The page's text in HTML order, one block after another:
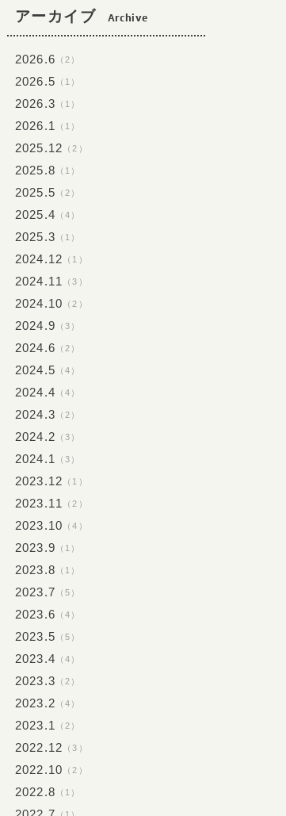
アーカイブ Archive
2026.6 （2）
2026.5 （1）
2026.3 （1）
2026.1 （1）
2025.12 （2）
2025.8 （1）
2025.5 （2）
2025.4 （4）
2025.3 （1）
2024.12 （1）
2024.11 （3）
2024.10 （2）
2024.9 （3）
2024.6 （2）
2024.5 （4）
2024.4 （4）
2024.3 （2）
2024.2 （3）
2024.1 （3）
2023.12 （1）
2023.11 （2）
2023.10 （4）
2023.9 （1）
2023.8 （1）
2023.7 （5）
2023.6 （4）
2023.5 （5）
2023.4 （4）
2023.3 （2）
2023.2 （4）
2023.1 （2）
2022.12 （3）
2022.10 （2）
2022.8 （1）